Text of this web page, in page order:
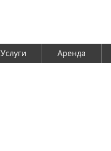
Услуги Аренда